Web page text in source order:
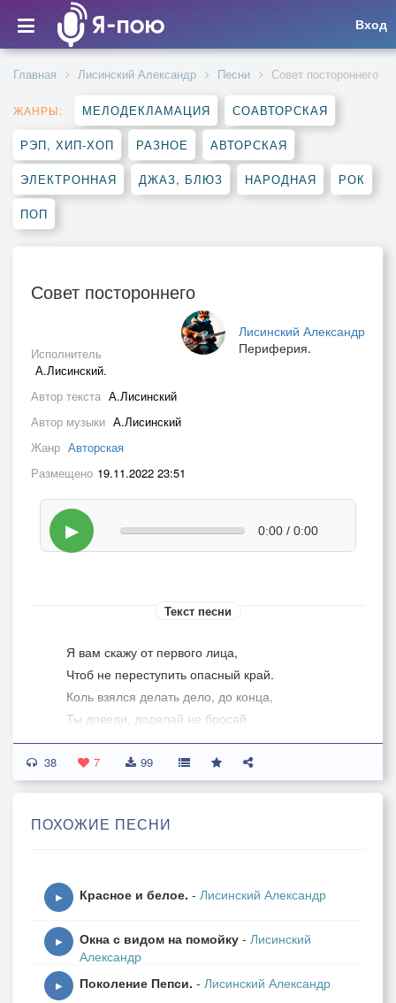
Вход
Главная Лисинский Александр Песни Совет постороннего
ЖАНРЫ: МЕЛОДЕКЛАМАЦИЯ СОАВТОРСКАЯ
РЭП, ХИП-ХОП РАЗНОЕ АВТОРСКАЯ
ЭЛЕКТРОННАЯ ДЖАЗ, БЛЮЗ НАРОДНАЯ РОК
ПОП
Совет постороннего
Лисинский Александр
Периферия.
Исполнитель
А.Лисинский.
Автор текста А.Лисинский
Автор музыки А.Лисинский
Жанр Авторская
Размещено 19.11.2022 23:51
▶ 0:00 / 0:00
Текст песни
Я вам скажу от первого лица,
Чтоб не переступить опасный край.
Коль взялся делать дело, до конца,
Ты доведи, доделай не бросай.
Так хочется чего-то для души,
И здесь всегда найдётся свой изъян.
Когда- нибудь закончи свой роман.
К чему такие мысли ни о чём.
Но главное не делать "ход конём".
Представь, что на войне, и не зевай,
38 7 99
ПОХОЖИЕ ПЕСНИ
▶ Красное и белое. - Лисинский Александр
▶ Окна с видом на помойку - Лисинский
Александр
▶ Поколение Пепси. - Лисинский Александр